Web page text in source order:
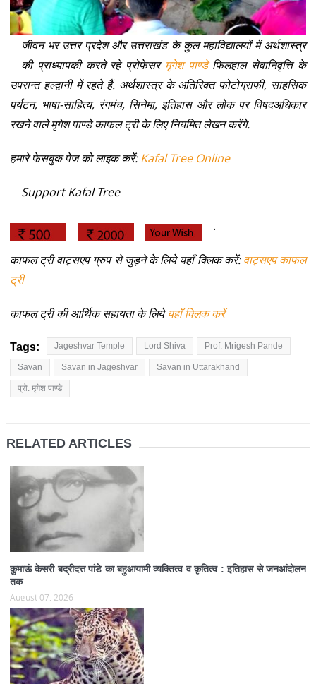
जीवन भर उत्तर प्रदेश और उत्तराखंड के कुल महाविद्यालयों में अर्थशास्त्र
की प्राध्यापकी करते रहे प्रोफेसर मृगेश पाण्डेफिलहाल सेवानिवृत्ति के
उपरान्त हल्द्वानी में रहते हैं. अर्थशास्त्र के अतिरिक्त फोटोग्राफी, साहसिक
पर्यटन, भाषा-साहित्य, रंगमंच, सिनेमा, इतिहास और लोक पर विषदअधिकार
रखने वाले मृगेश पाण्डे काफल ट्री के लिए नियमित लेखन करेंगे.
हमारे फेसबुक पेज को लाइक करें:Kafal Tree Online
Support Kafal Tree
.
काफल ट्री वाट्सएप ग्रुप से जुड़ने के लिये यहाँ क्लिक करें:वाट्सएप काफल
ट्री
काफल ट्री की आर्थिक सहायता के लियेयहाँ क्लिक करें
Tags: Jageshvar Temple Lord Shiva Prof. Mrigesh Pande
Savan Savan in Jageshvar Savan in Uttarakhand
प्रो. मृगेश पाण्डे
RELATED ARTICLES
कुमाऊं केसरी बद्रीदत्त पांडे का बहुआयामी व्यक्तित्व व कृतित्व : इतिहास से जनआंदोलन
तक
August 07, 2026